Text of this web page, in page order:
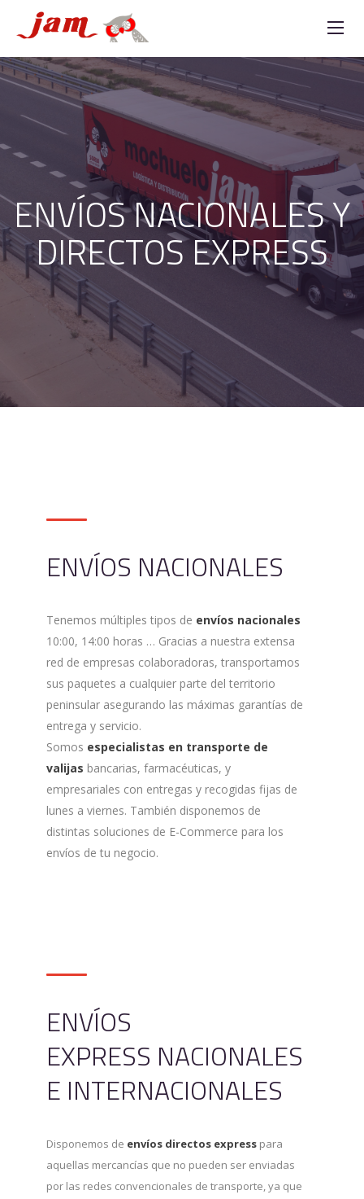
ENVÍOS NACIONALES Y
DIRECTOS EXPRESS
ENVÍOS NACIONALES
Tenemos múltiples tipos de envíos nacionales
10:00, 14:00 horas … Gracias a nuestra extensa
red de empresas colaboradoras, transportamos
sus paquetes a cualquier parte del territorio
peninsular asegurando las máximas garantías de
entrega y servicio.
Somos especialistas en transporte de
valijas bancarias, farmacéuticas, y
empresariales con entregas y recogidas fijas de
lunes a viernes. También disponemos de
distintas soluciones de E-Commerce para los
envíos de tu negocio.
ENVÍOS
EXPRESS NACIONALES
E INTERNACIONALES
Disponemos de envíos directos express para
aquellas mercancías que no pueden ser enviadas
por las redes convencionales de transporte, ya que